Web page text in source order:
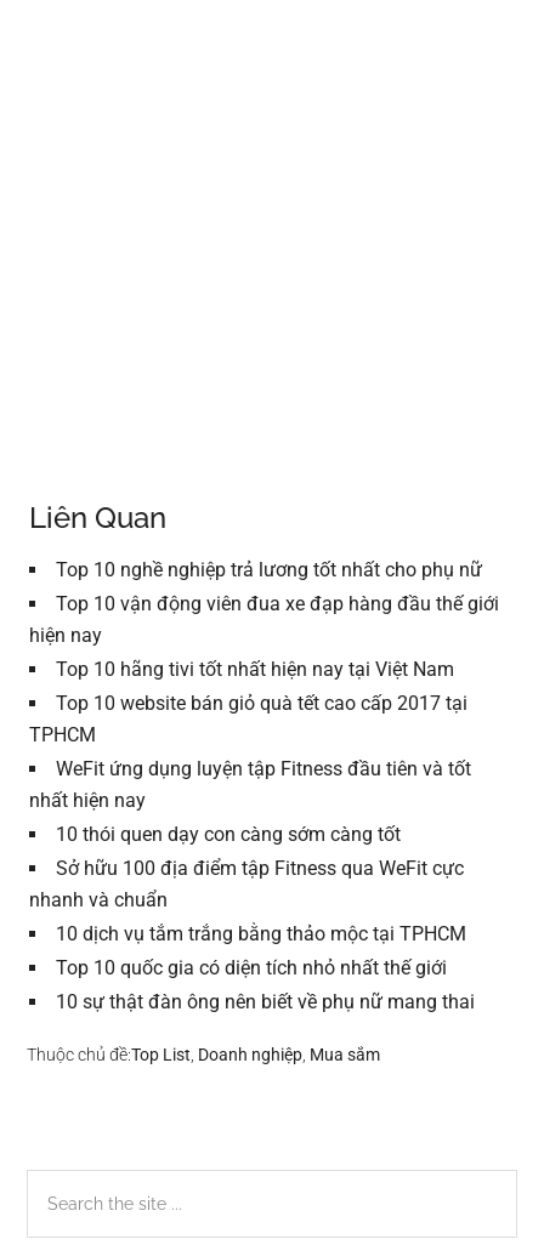
Liên Quan
Top 10 nghề nghiệp trả lương tốt nhất cho phụ nữ
Top 10 vận động viên đua xe đạp hàng đầu thế giới
hiện nay
Top 10 hãng tivi tốt nhất hiện nay tại Việt Nam
Top 10 website bán giỏ quà tết cao cấp 2017 tại
TPHCM
WeFit ứng dụng luyện tập Fitness đầu tiên và tốt
nhất hiện nay
10 thói quen dạy con càng sớm càng tốt
Sở hữu 100 địa điểm tập Fitness qua WeFit cực
nhanh và chuẩn
10 dịch vụ tắm trắng bằng thảo mộc tại TPHCM
Top 10 quốc gia có diện tích nhỏ nhất thế giới
10 sự thật đàn ông nên biết về phụ nữ mang thai
Thuộc chủ đề:Top List Doanh nghiệp Mua sắm
Sidebar
chính
the